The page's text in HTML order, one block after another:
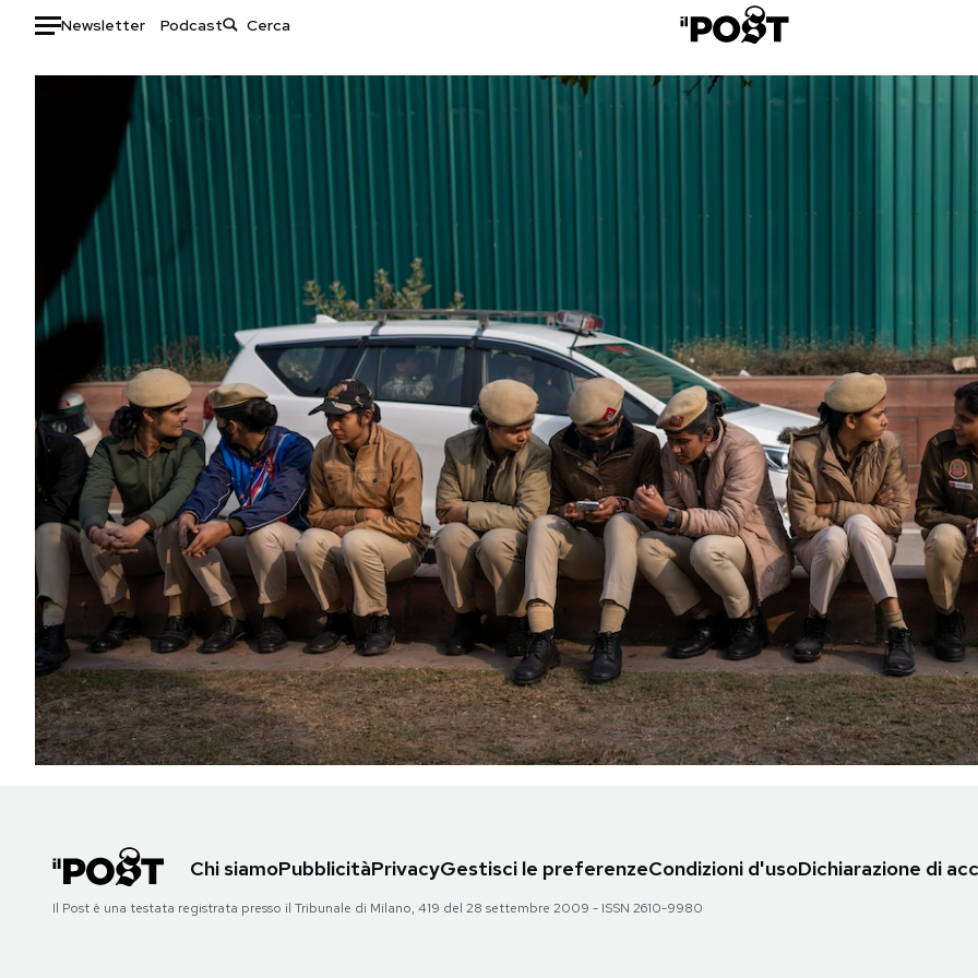
Newsletter Podcast
Auto
HOME
Italia
Mondo
Cultura
Economia
Sport
Storie/Idee
Ok Boomer!
Media
Europa
Altrecose
Mondiali calcio 2026
PODCAST
NEWSLETTER
I MIEI PREFERITI
SHOP
AREA PERSONALE
Chi siamoPubblicitàPrivacyGestisci le preferenzeCondizioni d'usoDichiarazione di
Il Post è una testata registrata presso il Tribunale di Milano, 419 del 28 settembre 2009 - ISSN 2610-9980